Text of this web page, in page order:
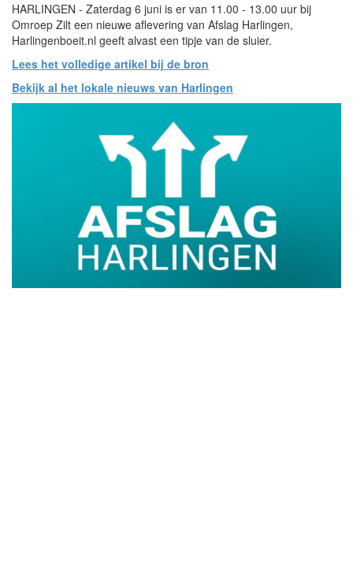
HARLINGEN - Zaterdag 6 juni is er van 11.00 - 13.00 uur bij
Omroep Zilt een nieuwe aflevering van Afslag Harlingen,
Harlingenboeit.nl geeft alvast een tipje van de sluier.
Lees het volledige artikel bij de bron
Bekijk al het lokale nieuws van Harlingen